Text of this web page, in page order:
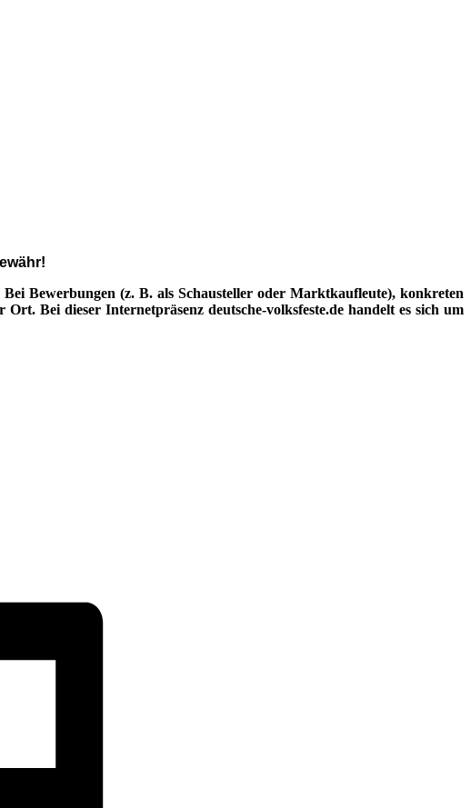
Bewerbungen (z. B. als Schausteller oder Marktkaufleute), konkreten
Bei dieser Internetpräsenz deutsche-volksfeste.de handelt es sich um